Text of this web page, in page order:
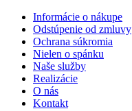
Informácie o nákupe
Odstúpenie od zmluvy
Ochrana súkromia
Nielen o spánku
Naše služby
Realizácie
O nás
Kontakt